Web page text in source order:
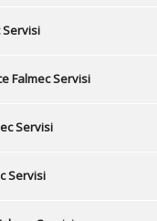
Servisi
Falmec Servisi
Servisi
Servisi